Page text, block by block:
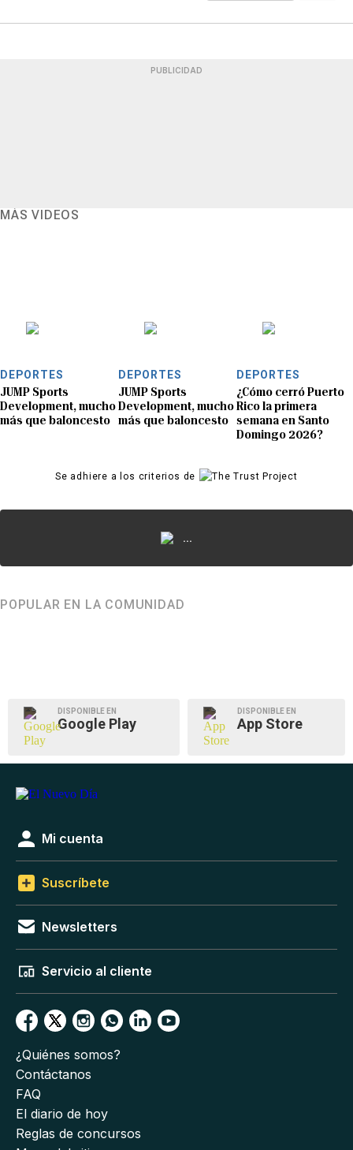
PUBLICIDAD
MÁS VIDEOS
DEPORTES
JUMP Sports
Development, mucho
más que baloncesto
DEPORTES
JUMP Sports
Development, mucho
más que baloncesto
DEPORTES
¿Cómo cerró Puerto
Rico la primera
semana en Santo
Domingo 2026?
Se adhiere a los criterios de
...
POPULAR EN LA COMUNIDAD
DISPONIBLE EN
Google Play
DISPONIBLE EN
App Store
Mi cuenta
Suscríbete
Newsletters
Servicio al cliente
¿Quiénes somos?
Contáctanos
FAQ
El diario de hoy
Reglas de concursos